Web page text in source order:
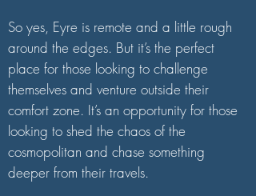
So yes, Eyre is remote and a little rough
around the edges. But it’s the perfect
place for those looking to challenge
themselves and venture outside their
comfort zone. It’s an opportunity for those
looking to shed the chaos of the
cosmopolitan and chase something
deeper from their travels.